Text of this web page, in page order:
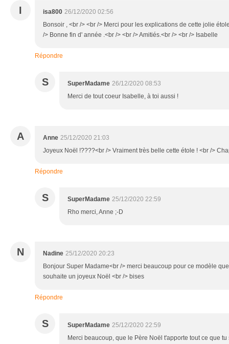
I isa800 26/12/2020 02:56
Bonsoir , <br /> <br /> Merci pour les explications de cette jolie
/> Bonne fin d' année .<br /> <br /> Amitiés.<br /> <br /> Isabelle
Répondre
S SuperMadame 26/12/2020 08:53
Merci de tout coeur Isabelle, à toi aussi !
A Anne 25/12/2020 21:03
Joyeux Noël !????<br /> Vraiment très belle cette étole ! <br />
Répondre
S SuperMadame 25/12/2020 22:59
Rho merci, Anne ;-D
N Nadine 25/12/2020 20:23
Bonjour Super Madame<br /> merci beaucoup pour ce modèle
souhaite un joyeux Noël <br /> bises
Répondre
S SuperMadame 25/12/2020 22:59
Merci beaucoup, que le Père Noël t'apporte tout ce que